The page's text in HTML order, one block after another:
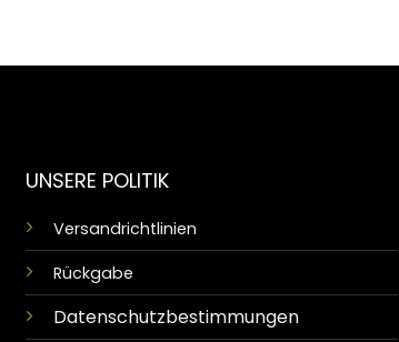
UNSERE POLITIK
Versandrichtlinien
Rückgabe
Datenschutzbestimmungen